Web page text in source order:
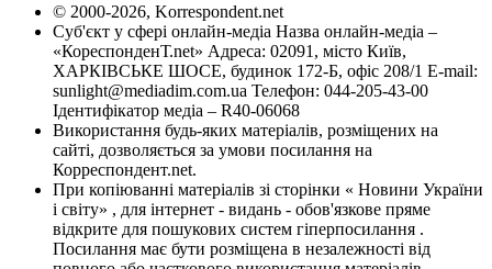
© 2000-2026, Korrespondent.net
Суб'єкт у сфері онлайн-медіа Назва онлайн-медіа –
«КореспонденТ.net» Адреса: 02091, місто Київ,
ХАРКІВСЬКЕ ШОСЕ, будинок 172-Б, офіс 208/1 E-mail:
sunlight@mediadim.com.ua Телефон: 044-205-43-00
Ідентифікатор медіа – R40-06068
Використання будь-яких матеріалів, розміщених на
сайті, дозволяється за умови посилання на
Корреспондент.net.
При копіюванні матеріалів зі сторінки « Новини України
і світу» , для інтернет - видань - обов'язкове пряме
відкрите для пошукових систем гіперпосилання .
Посилання має бути розміщена в незалежності від